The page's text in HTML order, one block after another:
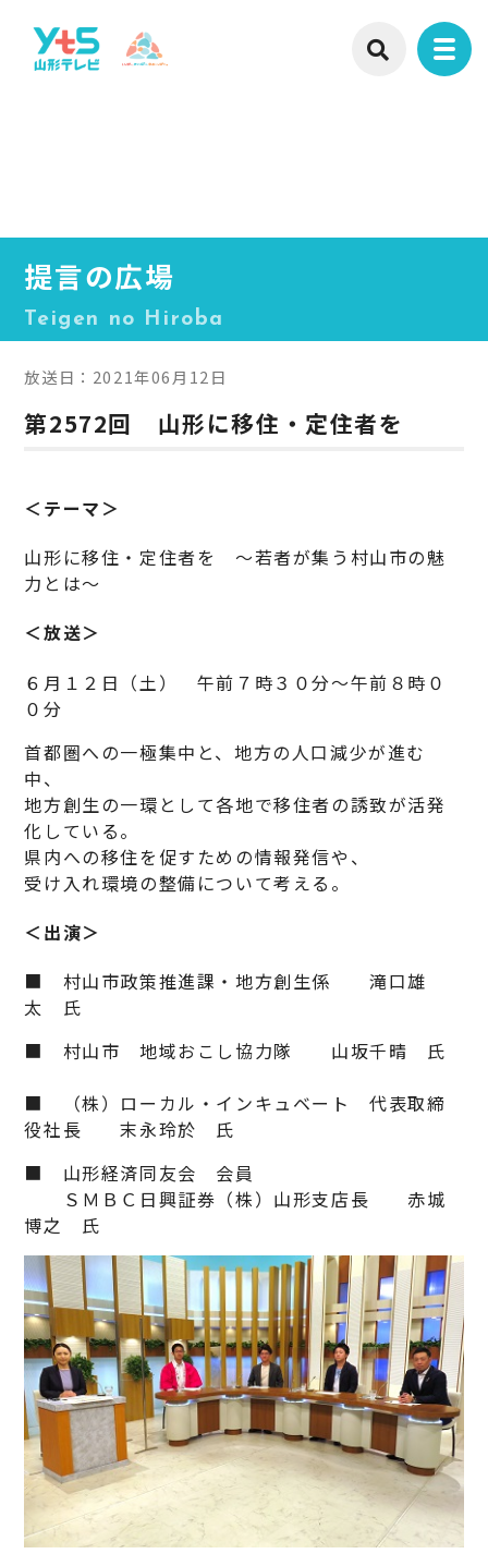
提言の広場
Teigen no Hiroba
放送日：2021年06月12日
第2572回 山形に移住・定住者を
＜テーマ＞
山形に移住・定住者を ～若者が集う村山市の魅
力とは～
＜放送＞
６月１２日（土） 午前７時３０分～午前８時０
０分
首都圏への一極集中と、地方の人口減少が進む
中、
地方創生の一環として各地で移住者の誘致が活発
化している。
県内への移住を促すための情報発信や、
受け入れ環境の整備について考える。
＜出演＞
■ 村山市政策推進課・地方創生係 滝口雄
太 氏
■ 村山市 地域おこし協力隊 山坂千晴 氏
■ （株）ローカル・インキュベート 代表取締
役社長 末永玲於 氏
■ 山形経済同友会 会員
ＳＭＢＣ日興証券（株）山形支店長 赤城
博之 氏